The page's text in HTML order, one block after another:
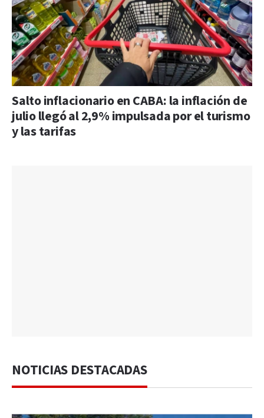
Salto inflacionario en CABA: la inflación de
julio llegó al 2,9% impulsada por el turismo
y las tarifas
NOTICIAS DESTACADAS